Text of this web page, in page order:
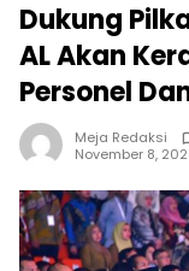
Dukung
AL Akan
Personel
Meja Redaksi
November 8,